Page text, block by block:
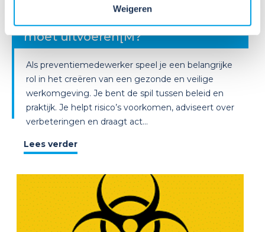
Weigeren
Weet jij welke taken een
preventiemedewerker wettelijk
moet uitvoeren[M?
Als preventiemedewerker speel je een belangrijke
rol in het creëren van een gezonde en veilige
werkomgeving. Je bent de spil tussen beleid en
praktijk. Je helpt risico’s voorkomen, adviseert over
verbeteringen en draagt act...
Lees verder